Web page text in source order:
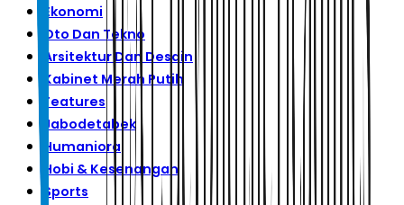
Ekonomi
Oto Dan Tekno
Arsitektur Dan Desain
Kabinet Merah Putih
Features
Jabodetabek
Humaniora
Hobi & Kesenangan
Sports